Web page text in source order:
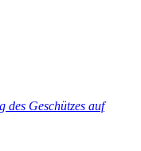
des Geschützes auf